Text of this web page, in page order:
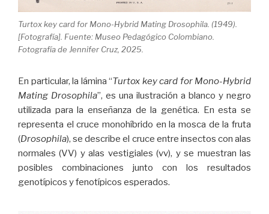
Turtox key card for Mono-Hybrid Mating Drosophila. (1949).
[Fotografía]. Fuente: Museo Pedagógico Colombiano.
Fotografía de Jennifer Cruz, 2025.
En particular, la lámina “Turtox key card for Mono-Hybrid
Mating Drosophila”, es una ilustración a blanco y negro
utilizada para la enseñanza de la genética. En esta se
representa el cruce monohíbrido en la mosca de la fruta
(Drosophila), se describe el cruce entre insectos con alas
normales (VV) y alas vestigiales (vv), y se muestran las
posibles combinaciones junto con los resultados
genotípicos y fenotípicos esperados.